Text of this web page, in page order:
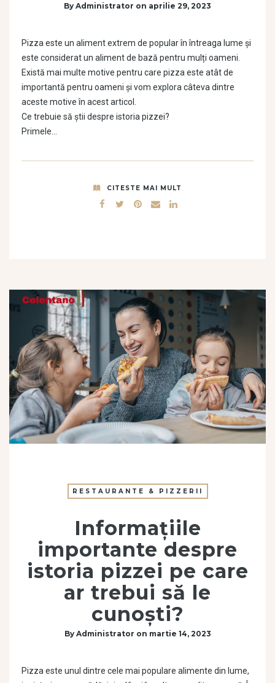
By Administrator on aprilie 29, 2023
Pizza este un aliment extrem de popular în întreaga lume și
este considerat un aliment de bază pentru mulți oameni.
Există mai multe motive pentru care pizza este atât de
importantă pentru oameni și vom explora câteva dintre
aceste motive în acest articol.
Ce trebuie să știi despre istoria pizzei?
Primele…
CITESTE MAI MULT
RESTAURANTE & PIZZERII
Informațiile
importante despre
istoria pizzei pe care
ar trebui să le
cunoști?
By Administrator on martie 14, 2023
Pizza este unul dintre cele mai populare alimente din lume,